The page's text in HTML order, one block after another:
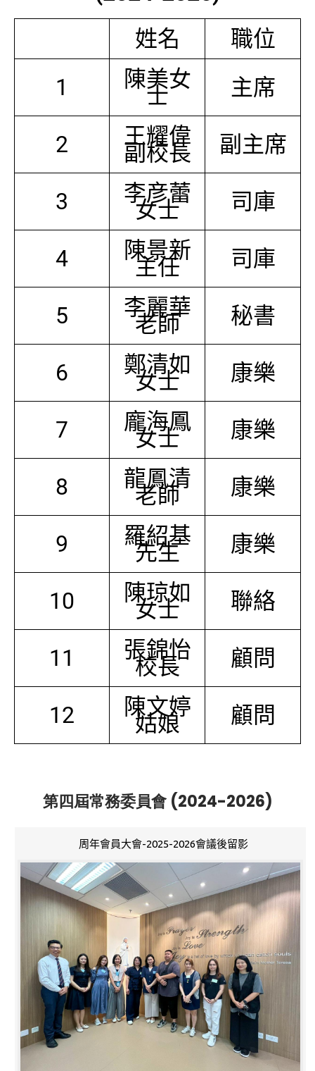
姓名
職位
1
陳美女
士 主席
2 王耀偉
副校長 副主席
3 李彦蕾
女士 司庫
4 陳景新
主任 司庫
5 李麗華
老師 秘書
6 鄭清如
女士 康樂
7 龐海鳳
女士 康樂
8 龍鳳清
老師 康樂
9 羅紹基
先生 康樂
10 陳琼如
女士 聯絡
11 張錦怡
校長 顧問
12 陳文婷
姑娘 顧問
第四屆常務委員會 (2024-2026)
周年會員大會-2025-2026會議後留影